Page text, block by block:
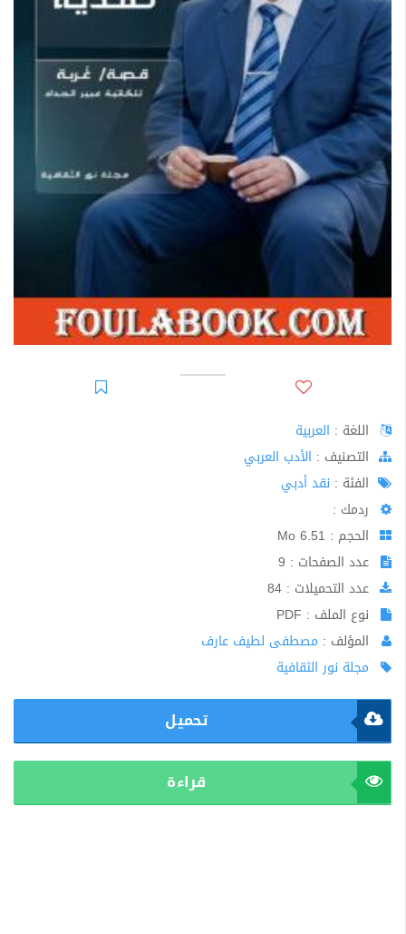
اللغة : العربية
اﻟﺘﺼﻨﻴﻒ : الأدب العربي
الفئة : نقد أدبي
ردمك :
الحجم : 6.51 Mo
عدد الصفحات : 9
عدد التحميلات : 84
نوع الملف : PDF
المؤلف : مصطفى لطيف عارف
مجلة نور الثقافية
تحميل
قراءة